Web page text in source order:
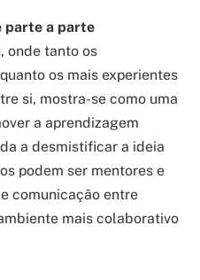
parte a parte
onde tanto os
os mais experientes
si, mostra-se como uma
a aprendizagem
a desmistificar a ideia
podem ser mentores e
comunicação entre
mais colaborativo